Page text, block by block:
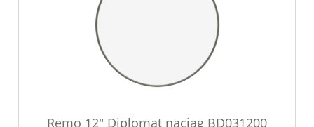
Remo 12" Diplomat naciąg BD031200